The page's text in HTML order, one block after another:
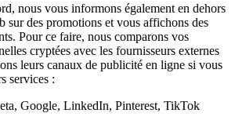
nous vous informons également en dehors
sur des promotions et vous affichons des
Pour ce faire, nous comparons vos
cryptées avec les fournisseurs externes
leurs canaux de publicité en ligne si vous
services :
Google, LinkedIn, Pinterest, TikTok